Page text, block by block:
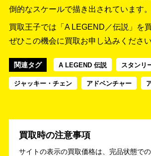
倒的なスケールで描き出されています。
買取王子では「A LEGEND／伝説」を
ぜひこの機会に買取お申し込みください
関連タグ A LEGEND 伝説 スタンリ
ジャッキー・チェン アドベンチャー
買取時の注意事項
サイトの表示の買取価格は、完品状態で